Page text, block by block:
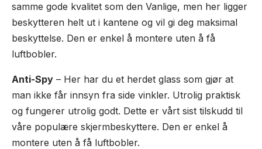
samme gode kvalitet som den Vanlige, men her ligger
beskytteren helt ut i kantene og vil gi deg maksimal
beskyttelse. Den er enkel å montere uten å få
luftbobler.
Anti-Spy – Her har du et herdet glass som gjør at
man ikke får innsyn fra side vinkler. Utrolig praktisk
og fungerer utrolig godt. Dette er vårt sist tilskudd til
våre populære skjermbeskyttere. Den er enkel å
montere uten å få luftbobler.